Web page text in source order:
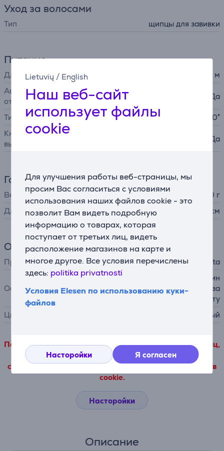
Lietuvių / English
Наш веб-сайт
использует файлы
cookie
Для улучшения работы веб-страницы, мы
просим Вас согласиться с условиями
использования наших файлов cookie - это
позволит Вам видеть подробную
информацию о товарах, которая
поступает от третьих лиц, видеть
расположение магазинов на карте и
многое другое. Все условия перечислены
здесь: politika privatnosti
Условия Elesen по использованию куки-
файлов
Насторойки Я согласен
Уход за волосами
Тип щипцы для завивки
Питание
Длина шнура
1,8 м
Автоматическое
отключение
Да
Тип шнура
вращающийся на 360°
Кнопка включения и
выключения
Да
Габариты
Вес
500 г
Длина
36,5 см
Общий параметр
Производитель Rowenta
Особенности
прохладный наконечник, ин
дикатор нагрева, нагрев за
одну минуту
Цвет
черный, красный
Подробные данные о товаре, исходящие от третьих лиц,
можно просмотреть только в том случае, если Вы
согласитесь с условиями использования наших файлов
cookie.
Насторойки
Описание